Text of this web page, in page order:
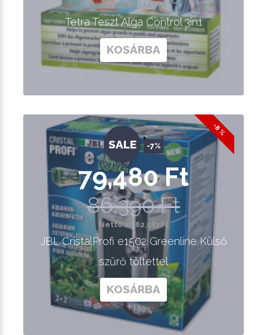
Nettó ár: 3,587 Ft
Tetra Teszt Alga Control 3in1
KOSÁRBA
-8 %
SALE -7%
79,480 Ft
86,390 Ft
Nettó ár: 62,583 Ft
JBL CristalProfi e1502 Greenline Külső
szűrő töltettel
KOSÁRBA